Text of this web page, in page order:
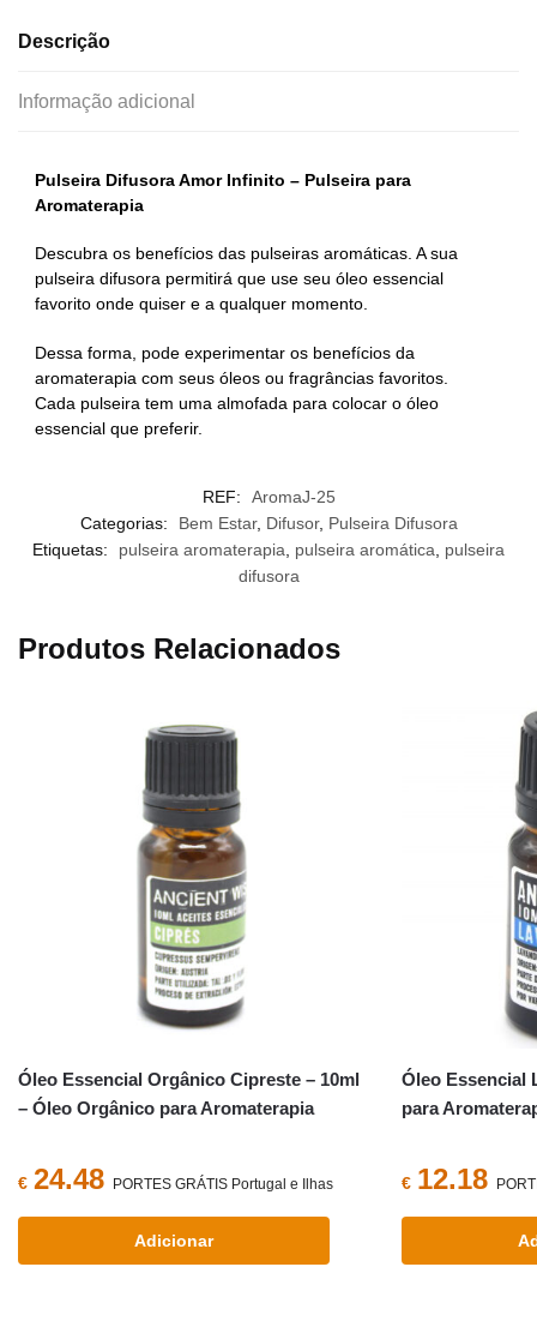
Descrição
Informação adicional
Pulseira Difusora Amor Infinito – Pulseira para
Aromaterapia
Descubra os benefícios das pulseiras aromáticas. A sua
pulseira difusora permitirá que use seu óleo essencial
favorito onde quiser e a qualquer momento.
Dessa forma, pode experimentar os benefícios da
aromaterapia com seus óleos ou fragrâncias favoritos.
Cada pulseira tem uma almofada para colocar o óleo
essencial que preferir.
REF:
AromaJ-25
Categorias:
Bem Estar, Difusor, Pulseira Difusora
Etiquetas:
pulseira aromaterapia pulseira aromática
pulseira
difusora
Produtos Relacionados
Óleo Essencial Orgânico Cipreste – 10ml
– Óleo Orgânico para Aromaterapia
€ 24.48 PORTES GRÁTIS Portugal e Ilhas
Adicionar
Óleo Essencial
para
€ 12.18